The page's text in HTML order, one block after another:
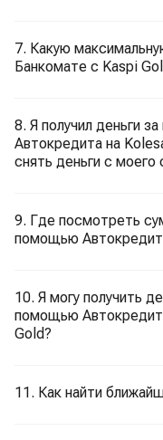
7. Какую
Банкомате с Kaspi
8. Я получил деньги
Автокредита на
снять деньги с моего
9. Где посмотреть
помощью
10. Я могу получить
помощью
Gold?
11. Как найти